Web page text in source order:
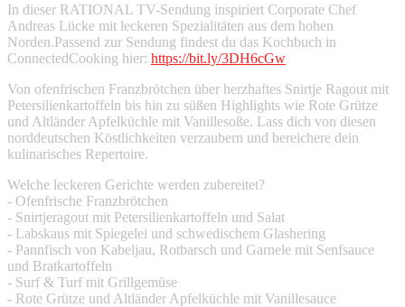
In dieser RATIONAL TV-Sendung inspiriert Corporate Chef
Andreas Lücke mit leckeren Spezialitäten aus dem hohen
Norden.Passend zur Sendung findest du das Kochbuch in
ConnectedCooking hier: https://bit.ly/3DH6cGw
Von ofenfrischen Franzbrötchen über herzhaftes Snirtje Ragout mit
Petersilienkartoffeln bis hin zu süßen Highlights wie Rote Grütze
und Altländer Apfelküchle mit Vanillesoße. Lass dich von diesen
norddeutschen Köstlichkeiten verzaubern und bereichere dein
kulinarisches Repertoire.
Welche leckeren Gerichte werden zubereitet?
- Ofenfrische Franzbrötchen
- Snirtjeragout mit Petersilienkartoffeln und Salat
- Labskaus mit Spiegelei und schwedischem Glashering
- Pannfisch von Kabeljau, Rotbarsch und Garnele mit Senfsauce
und Bratkartoffeln
- Surf & Turf mit Grillgemüse
- Rote Grütze und Altländer Apfelküchle mit Vanillesauce